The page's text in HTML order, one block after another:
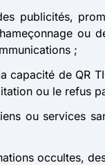
publicités,
ou
;
de QR
ou le refus
ou services
occultes,